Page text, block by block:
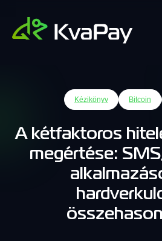
Kézikönyv Bitcoin
A kétfaktoros
megértése: